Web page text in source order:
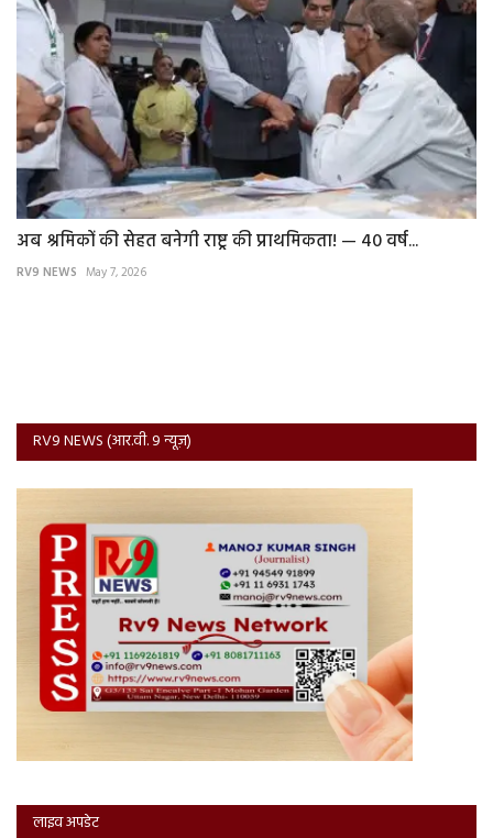
अब श्रमिकों की सेहत बनेगी राष्ट्र की प्राथमिकता! — 40 वर्ष...
RV9 NEWS May 7, 2026
RV9 NEWS (आर.वी. 9 न्यूज़)
लाइव अपडेट